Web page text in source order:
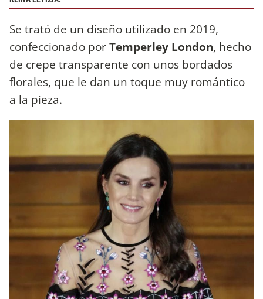
Se trató de un diseño utilizado en 2019,
confeccionado porTemperley London, hecho
de crepe transparente con unos bordados
florales, que le dan un toque muy romántico
a la pieza.